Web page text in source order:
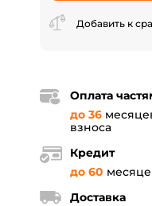
Добавить к
Оплата
до 36
взноса
Кредит
до 60
Доставка